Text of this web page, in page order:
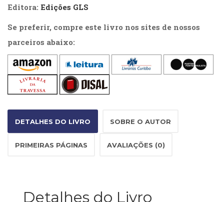
Ensaios
Obras
referência
(48)
PNL
(Programação
Neurolingüística)
Psicodrama
(200)
Psicologia,
Psicoterapia
Editora: Edições GLS
Se preferir, compre este livro nos sites de nossos
parceiros abaixo:
DETALHES DO LIVRO SOBRE O AUTOR
PRIMEIRAS PÁGINAS AVALIAÇÕES (0)
Detalhes do Livro